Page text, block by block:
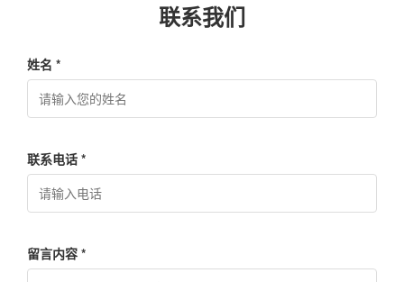
联系我们
姓名 *
联系电话 *
留言内容 *